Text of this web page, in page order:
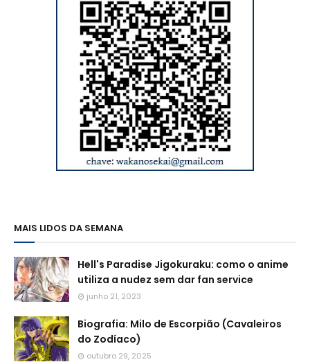
MAIS LIDOS DA SEMANA
Hell's Paradise Jigokuraku: como o anime
utiliza a nudez sem dar fan service
junho 21, 2023
Biografia: Milo de Escorpião (Cavaleiros
do Zodíaco)
outubro 29, 2025